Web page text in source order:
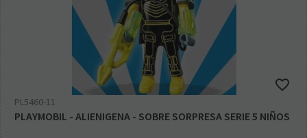
PL5460-11
PLAYMOBIL - ALIENIGENA - SOBRE SORPRESA SERIE 5 NIÑOS